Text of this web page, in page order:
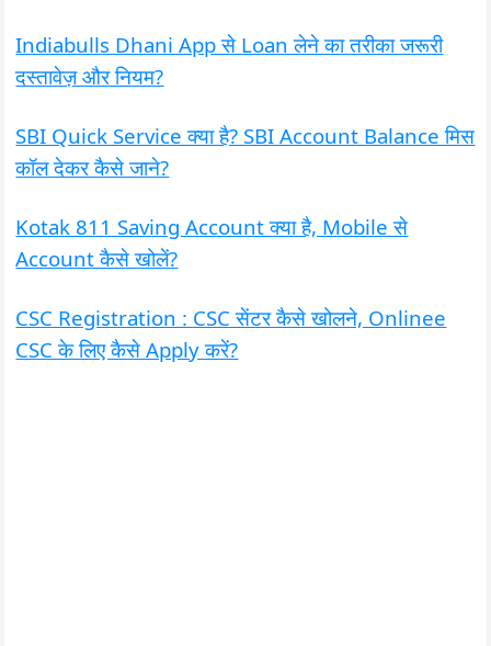
Indiabulls Dhani App से Loan लेने का तरीका जरूरी
दस्तावेज़ और नियम?
SBI Quick Service क्या है? SBI Account Balance मिस
कॉल देकर कैसे जाने?
Kotak 811 Saving Account क्या है, Mobile से
Account कैसे खोलें?
CSC Registration : CSC सेंटर कैसे खोलने, Onlinee
CSC के लिए कैसे Apply करें?